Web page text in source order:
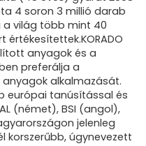
4 soron 3 millió darab
világ több mint 40
anyagok és a
preferálja a
alkalmazását.
európai tanúsítással és
(német), BSI (angol),
jelenleg
úgynevezett